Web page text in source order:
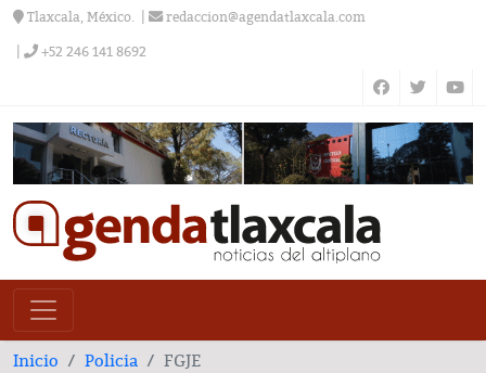
Tlaxcala, México. redaccion@agendatlaxcala.com
+52 246 141 8692
Inicio Policia FGJE